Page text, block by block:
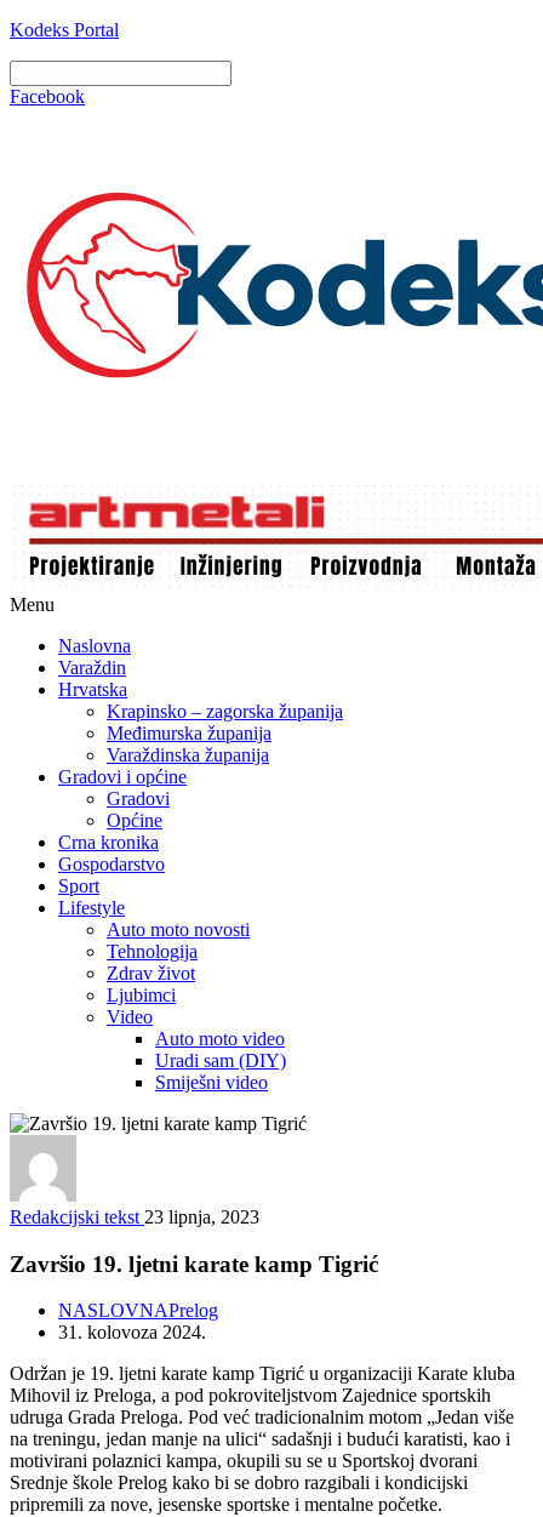
Kodeks Portal
Facebook
Menu
Naslovna
Varaždin
Hrvatska
Krapinsko – zagorska županija
Međimurska županija
Varaždinska županija
Gradovi i općine
Gradovi
Općine
Crna kronika
Gospodarstvo
Sport
Lifestyle
Auto moto novosti
Tehnologija
Zdrav život
Ljubimci
Video
Auto moto video
Uradi sam (DIY)
Smiješni video
Redakcijski tekst 23 lipnja, 2023
Završio 19. ljetni karate kamp Tigrić
NASLOVNAPrelog
31. kolovoza 2024.
Održan je 19. ljetni karate kamp Tigrić u organizaciji Karate kluba
Mihovil iz Preloga, a pod pokroviteljstvom Zajednice sportskih
udruga Grada Preloga. Pod već tradicionalnim motom „Jedan više
na treningu, jedan manje na ulici“ sadašnji i budući karatisti, kao i
motivirani polaznici kampa, okupili su se u Sportskoj dvorani
Srednje škole Prelog kako bi se dobro razgibali i kondicijski
pripremili za nove, jesenske sportske i mentalne početke.